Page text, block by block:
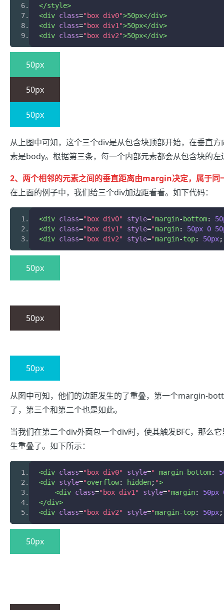
</style>
<div class="box div0">50px</div>
<div class="box div1">50px</div>
<div class="box div2">50px</div>
50px
50px
50px
从上图中可知，这个三个div是从包含块顶部开始，在垂直
素是body。根据第三条，每一个内部元素都会从包含块的左
2、两个相邻的元素之间的垂直距离由margin决定，属于
在上面的例子中，我们给三个div加边距看看。如下代码：
<div class="box div0" style="margin- bottom:
<div class="box div1" style="margin: 50px 0
<div class="box div2" style="margin-top: 50px;
50px
50px
50px
从图中可知，他们的边距发生的了重叠，第一个margin-
了，第三个和第二个也是如此。
当我们在第二个div外面包一个div时，使其触发BFC，那么
生重叠了。如下所示：
<div class="box div0" style=" margin- bottom:
<div style="overflow: hidden; ">
<div class="box div1" style="margin: 50px
</div>
<div class="box div2" style="margin-top: 50px;
50px